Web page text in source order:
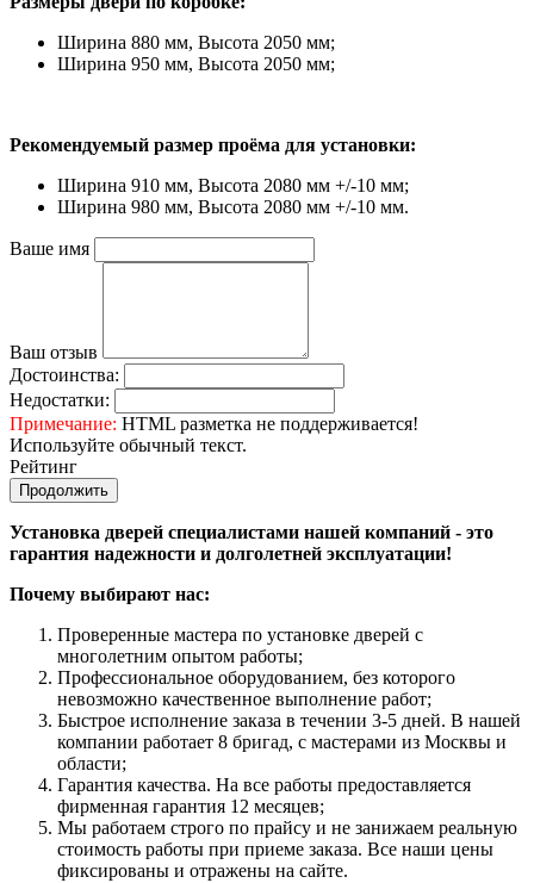
Ширина 880 мм, Высота 2050 мм;
Ширина 950 мм, Высота 2050 мм;
Рекомендуемый размер проёма для установки:
Ширина 910 мм, Высота 2080 мм +/-10 мм;
Ширина 980 мм, Высота 2080 мм +/-10 мм.
Ваше имя
Ваш отзыв
Достоинства:
Недостатки:
Примечание: HTML разметка не поддерживается!
Используйте обычный текст.
Рейтинг
Продолжить
Установка дверей специалистами нашей компаний - это
гарантия надежности и долголетней эксплуатации!
Почему выбирают нас:
Проверенные мастера по установке дверей с
многолетним опытом работы;
Профессиональное оборудованием, без которого
невозможно качественное выполнение работ;
Быстрое исполнение заказа в течении 3-5 дней. В нашей
компании работает 8 бригад, с мастерами из Москвы и
области;
Гарантия качества. На все работы предоставляется
фирменная гарантия 12 месяцев;
Мы работаем строго по прайсу и не занижаем реальную
стоимость работы при приеме заказа. Все наши цены
фиксированы и отражены на сайте.